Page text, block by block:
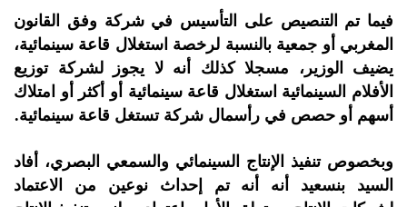
فيما تم التنصيص على التأسيس في شركة وفق القانون
المغربي أو جمعية بالنسبة لرخصة استغلال قاعة سينمائية،
يضيف الوزير، مسجلا كذلك أنه لا يجوز لشركة توزيع
الأفلام السينمائية استغلال قاعة سينمائية أو أكثر أو امتلاك
أسهم أو حصص في رأسمال شركة تستغل قاعة سينمائية.
وبخصوص تنفيذ الإنتاج السينمائي والسمعي البصري، أفاد
السيد بنسعيد أنه أنه تم إحداث نوعين من الاعتماد